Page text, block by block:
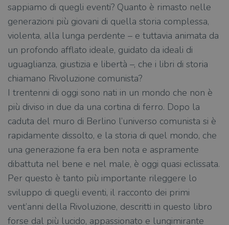
sappiamo di quegli eventi? Quanto è rimasto nelle
generazioni più giovani di quella storia complessa,
violenta, alla lunga perdente – e tuttavia animata da
un profondo afflato ideale, guidato da ideali di
uguaglianza, giustizia e libertà –, che i libri di storia
chiamano Rivoluzione comunista?
I trentenni di oggi sono nati in un mondo che non è
più diviso in due da una cortina di ferro. Dopo la
caduta del muro di Berlino l’universo comunista si è
rapidamente dissolto, e la storia di quel mondo, che
una generazione fa era ben nota e aspramente
dibattuta nel bene e nel male, è oggi quasi eclissata.
Per questo è tanto più importante rileggere lo
sviluppo di quegli eventi, il racconto dei primi
vent’anni della Rivoluzione, descritti in questo libro
forse dal più lucido, appassionato e lungimirante